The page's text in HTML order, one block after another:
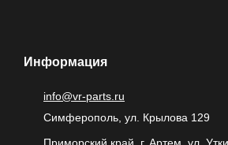
Информация
info@vr-parts.ru
Симферополь, ул. Крылова 129
Приморский край, г. Артем, ул.